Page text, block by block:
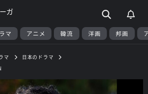
マ アニメ 韓流 洋画 邦画
マ
日本のドラマ